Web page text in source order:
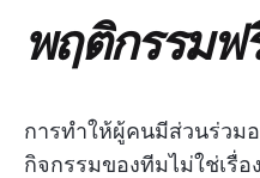
พฤติกรรมฟ
การทำให้ผู้คนมีส่วนร่วม
กิจกรรมของทีมไม่ใช่เรื่